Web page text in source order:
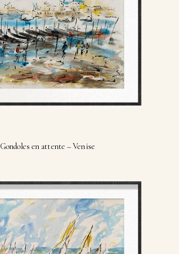
Gondoles en attente – Venise